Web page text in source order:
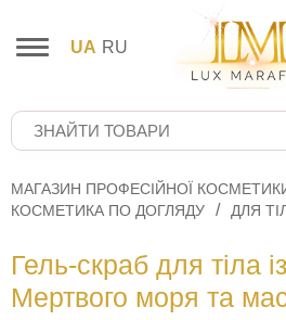
UA RU
МАГАЗИН ПРОФЕСІЙНОЇ КОСМЕТИКИ
КОСМЕТИКА ПО ДОГЛЯДУ
ДЛЯ
Гель-скраб для тіла
Мертвого моря та